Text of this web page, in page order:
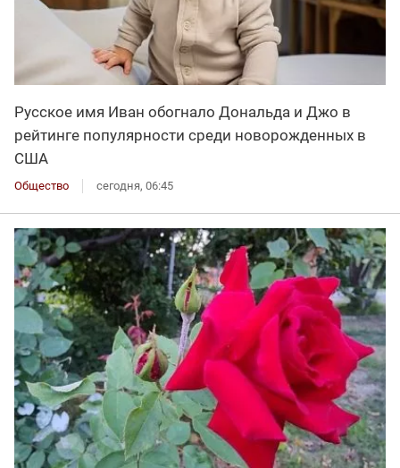
Русское имя Иван обогнало Дональда и Джо в
рейтинге популярности среди новорожденных в
США
Общество сегодня, 06:45